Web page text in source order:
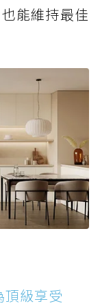
能維持最佳
級享受